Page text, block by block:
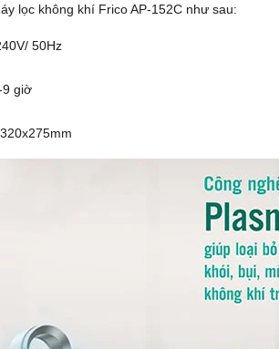
lọc không khí Frico AP-152C như sau:
50Hz
9 giờ